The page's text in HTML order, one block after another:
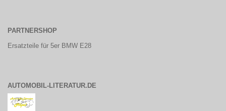
PARTNERSHOP
Ersatzteile für 5er BMW E28
AUTOMOBIL-LITERATUR.DE